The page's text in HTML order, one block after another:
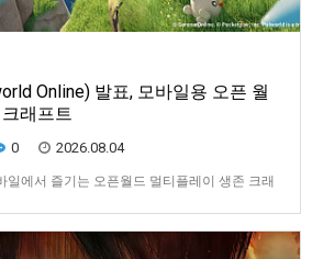
Online) 발표, 모바일용 오픈 월
래프트
0 2026.08.04
에서 즐기는 오픈월드 멀티플레이 생존 크래
스를 받아, 글로벌 히트작 '팰월드(Palworld)'를